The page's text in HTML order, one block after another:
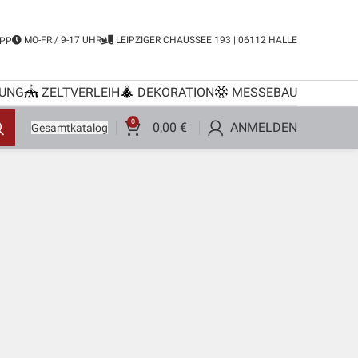
MO-FR / 9-17 UHR LEIPZIGER CHAUSSEE 193 | 06112 HALLE
ZELTVERLEIH DEKORATION MESSEBAU
Gesamtkatalog 0 0,00 € ANMELDEN